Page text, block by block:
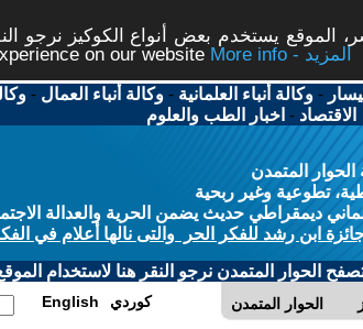
الموقع يستخدم بعض أنواع الكوكيز نرجو
on our website
More info - المزيد
-وكالة أنباء العلمانية -وكالة أنباء العمال -
الاقتصاد - اخبار الطب والعلوم
المتمدن
تطوعية وغير ربحية
ديمقراطي حديث يضمن الحرية والعدالة
ابن رشد للفكر الحر والتى نالها أعلام في
الحوار المتمدن نرجو النقر هنا لاستخدام
الحوار المتمدن English كوردي